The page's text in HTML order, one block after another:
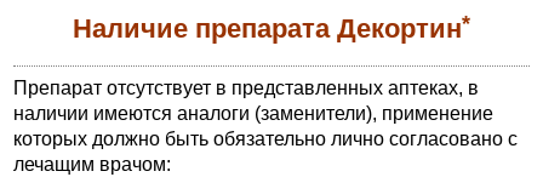
Наличие препарата Декортин*
Препарат отсутствует в представленных аптеках, в
наличии имеются аналоги (заменители), применение
которых должно быть обязательно лично согласовано с
лечащим врачом: